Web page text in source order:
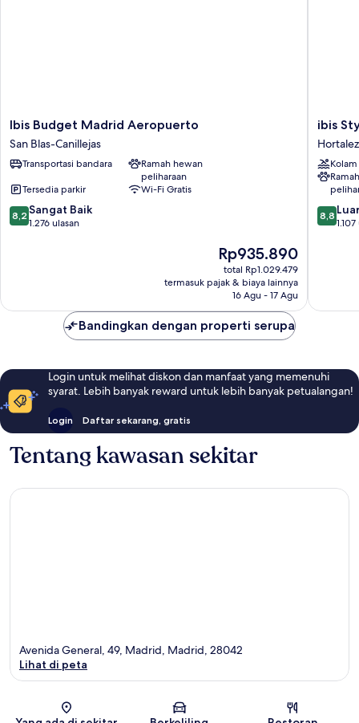
Ibis
Budget
Madrid
Aeropuerto
Blas-
Canillejas
Ibis Budget Madrid Aeropuerto
San Blas-Canillejas
Transportasi bandara
Ramah hewan
peliharaan
Tersedia parkir
Wi-Fi Gratis
8.2
dari
8,2 Sangat Baik
1.276 ulasan
Harga
sekarang
Rp935.890
Rp935.890
total Rp1.029.479
termasuk pajak & biaya lainnya
16 Agu - 17 Agu
ibis
Styles
Madrid
Airport
ibis
8.8
dari
8,8
Bandingkan dengan properti serupa
Login untuk melihat diskon dan manfaat yang memenuhi
syarat. Lebih banyak reward untuk lebih banyak petualangan!
Login Daftar sekarang, gratis
Tentang kawasan sekitar
Peta
Avenida General, 49, Madrid, Madrid, 28042
Lihat di peta